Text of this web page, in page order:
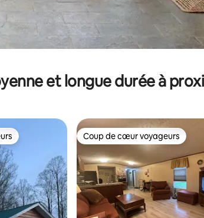
et longue durée à
les plus appréciés Coup de cœur voyageurs
Coup de cœur voyageurs